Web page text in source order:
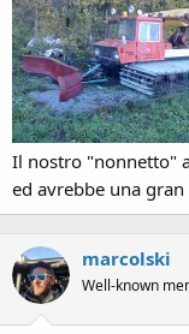
Il nostro "nonnetto"
ed avrebbe una
marcolski
Well-known